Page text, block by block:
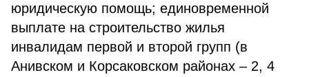
юридическую помощь; единовременной
выплате на строительство жилья
инвалидам первой и второй групп (в
Анивском и Корсаковском районах – 2, 4